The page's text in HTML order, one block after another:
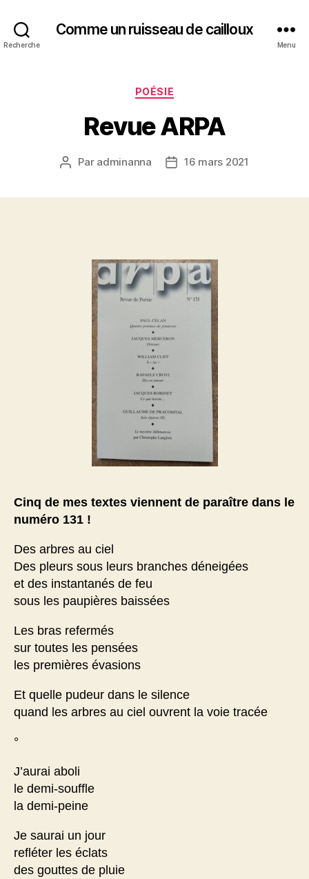
Recherche
Comme un ruisseau de cailloux
Menu
Catégories
POÉSIE
Revue ARPA
Auteur
Par adminanna
Date16 mars 2021
Cinq de mes textes viennent de paraître dans le
numéro 131 !
Des arbres au ciel
Des pleurs sous leurs branches déneigées
et des instantanés de feu
sous les paupières baissées
Les bras refermés
sur toutes les pensées
les premières évasions
Et quelle pudeur dans le silence
quand les arbres au ciel ouvrent la voie tracée
°
J’aurai aboli
le demi-souffle
la demi-peine
Je saurai un jour
refléter les éclats
des gouttes de pluie